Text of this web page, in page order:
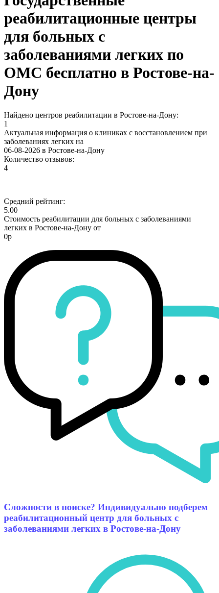
реабилитационные центры
для больных с
заболеваниями легких по
ОМС бесплатно в Ростове-на-
Дону
Найдено центров реабилитации в Ростове-на-Дону:
1
Актуальная информация о клиниках с восстановлением при
заболеваниях легких на
06-08-2026 в Ростове-на-Дону
Количество отзывов:
4
Средний рейтинг:
5.00
Стоимость реабилитации для больных с заболеваниями
легких в Ростове-на-Дону от
0р
Сложности в поиске? Индивидуально подберем
реабилитационный центр для больных с
заболеваниями легких в Ростове-на-Дону